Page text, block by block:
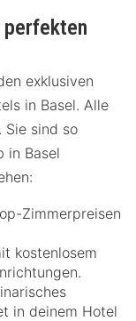
perfekten
exklusiven
in Basel. Alle
Sie sind so
in Basel
Zimmerpreisen
kostenlosem
in deinem Hotel